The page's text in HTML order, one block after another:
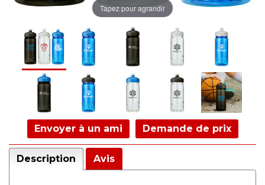
Tapez pour agrandir
Envoyer à un ami Demande de prix
Description Avis